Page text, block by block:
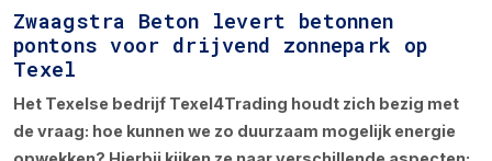
Zwaagstra Beton levert betonnen
pontons voor drijvend zonnepark op
Texel
Het Texelse bedrijf Texel4Trading houdt zich bezig met
de vraag: hoe kunnen we zo duurzaam mogelijk energie